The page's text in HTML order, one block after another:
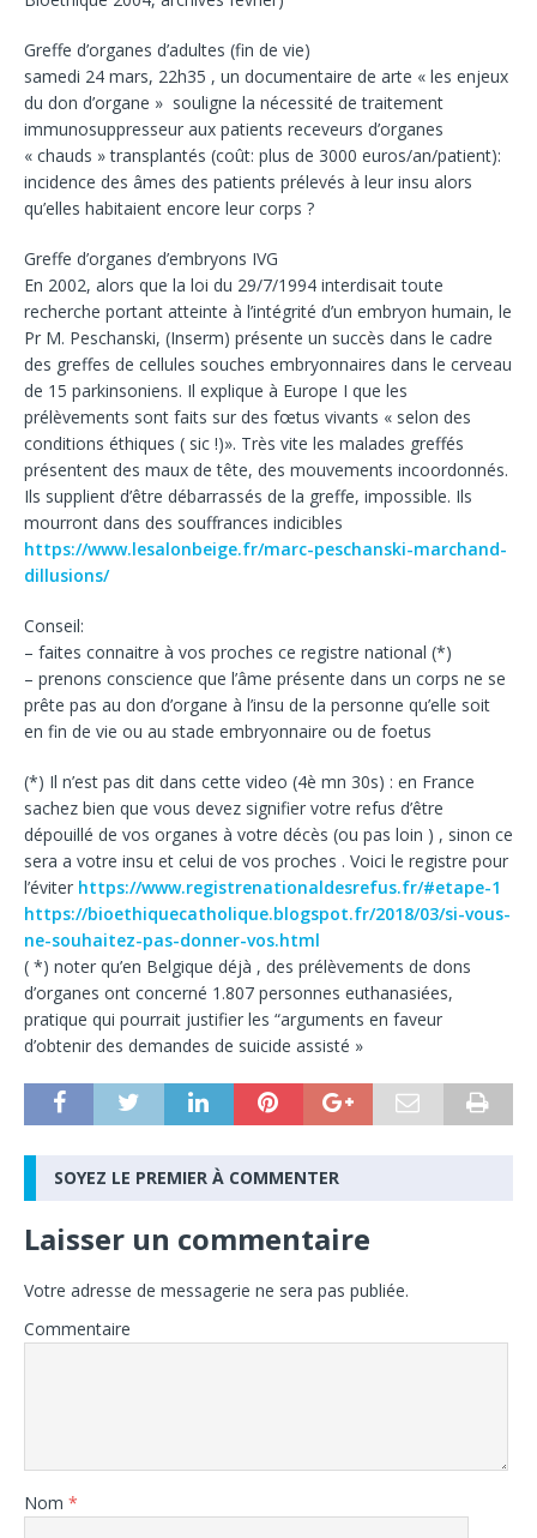
Greffe d’organes d’adultes (fin de vie)
samedi 24 mars, 22h35 , un documentaire de arte « les enjeux
du don d’organe » souligne la nécessité de traitement
immunosuppresseur aux patients receveurs d’organes
« chauds » transplantés (coût: plus de 3000 euros/an/patient):
incidence des âmes des patients prélevés à leur insu alors
qu’elles habitaient encore leur corps ?
Greffe d’organes d’embryons IVG
En 2002, alors que la loi du 29/7/1994 interdisait toute
recherche portant atteinte à l’intégrité d’un embryon humain, le
Pr M. Peschanski, (Inserm) présente un succès dans le cadre
des greffes de cellules souches embryonnaires dans le cerveau
de 15 parkinsoniens. Il explique à Europe I que les
prélèvements sont faits sur des fœtus vivants « selon des
conditions éthiques ( sic !)». Très vite les malades greffés
présentent des maux de tête, des mouvements incoordonnés.
Ils supplient d’être débarrassés de la greffe, impossible. Ils
mourront dans des souffrances indicibles
https://www.lesalonbeige.fr/marc-peschanski-marchand-
dillusions/
Conseil:
– faites connaitre à vos proches ce registre national (*)
– prenons conscience que l’âme présente dans un corps ne se
prête pas au don d’organe à l’insu de la personne qu’elle soit
en fin de vie ou au stade embryonnaire ou de foetus
(*) Il n’est pas dit dans cette video (4è mn 30s) : en France
sachez bien que vous devez signifier votre refus d’être
dépouillé de vos organes à votre décès (ou pas loin ) , sinon ce
sera a votre insu et celui de vos proches . Voici le registre pour
l’éviter https://www.registrenationaldesrefus.fr/#etape-1
https://bioethiquecatholique.blogspot.fr/2018/03/si-vous-
ne-souhaitez-pas-donner-vos.html
( *) noter qu’en Belgique déjà , des prélèvements de dons
d’organes ont concerné 1.807 personnes euthanasiées,
pratique qui pourrait justifier les “arguments en faveur
d’obtenir des demandes de suicide assisté »
SOYEZ LE PREMIER À COMMENTER
Laisser un commentaire
Votre adresse de messagerie ne sera pas publiée.
Commentaire
Nom *